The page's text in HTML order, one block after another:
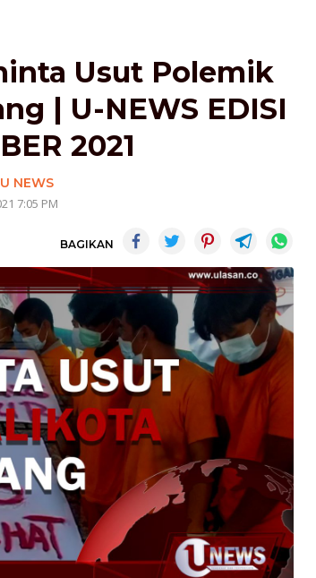
Usut Polemik
| U-NEWS EDISI
2021
U NEWS
7:05 PM
BAGIKAN